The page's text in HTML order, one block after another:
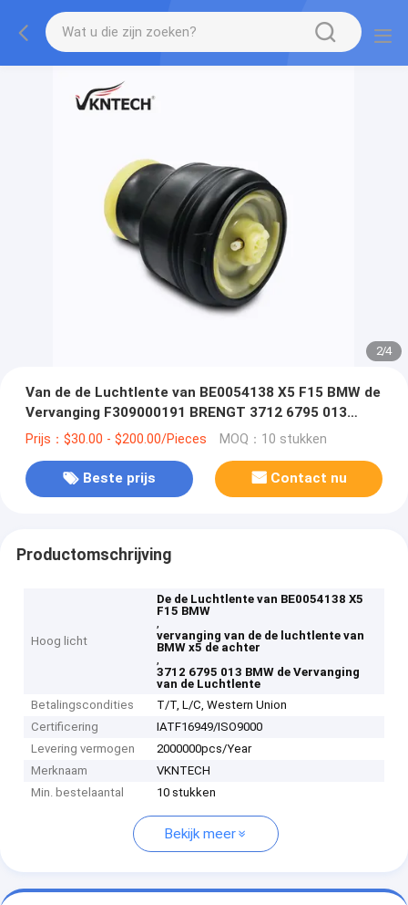
2/4
Van de de Luchtlente van BE0054138 X5 F15 BMW de
Vervanging F309000191 BRENGT 3712 6795 013
groot
Prijs：$30.00 - $200.00/Pieces MOQ：10 stukken
Beste prijs Contact nu
Productomschrijving
Hoog licht
De de Luchtlente van BE0054138 X5
F15 BMW
,
vervanging van de de luchtlente van
BMW x5 de achter
,
3712 6795 013 BMW de Vervanging
van de Luchtlente
Betalingscondities
T/T, L/C, Western Union
Certificering
IATF16949/ISO9000
Levering vermogen
2000000pcs/Year
Merknaam
VKNTECH
Min. bestelaantal
10 stukken
Bekijk meer